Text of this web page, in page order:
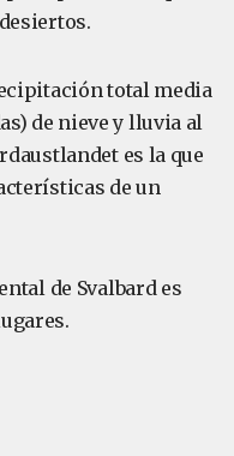
total media
de nieve y lluvia al
es la que
de un
de Svalbard es